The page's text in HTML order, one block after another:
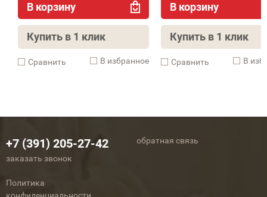
В корзину
Купить в 1 клик
Cравнить В избранное
В корзину
Купить в 1 клик
Cравнить В
+7 (391) 205-27-42
заказать звонок
обратная связь
Политика